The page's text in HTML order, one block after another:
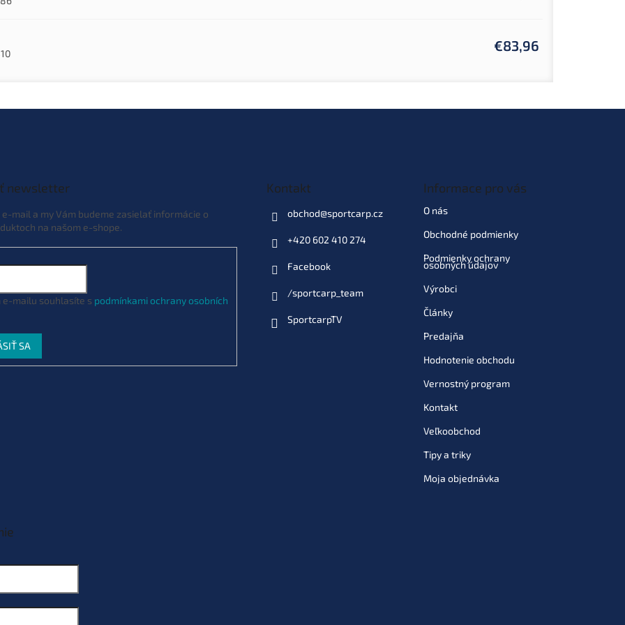
€83,96
newsletter
mail a my Vám budeme zasielať informácie o
na našom e-shope.
e-mailu souhlasíte s podmínkami ochrany osobních
SA
Kontakt
obchod@sportcarp.cz
+420 602 410 274
Facebook
/sportcarp_team
SportcarpTV
Informace pro vás
O nás
Obchodné podmienky
Podmienky ochrany
osobných údajov
Výrobci
Články
Predajňa
Hodnotenie obchodu
Vernostný program
Kontakt
Veľkoobchod
Tipy a triky
Moja objednávka